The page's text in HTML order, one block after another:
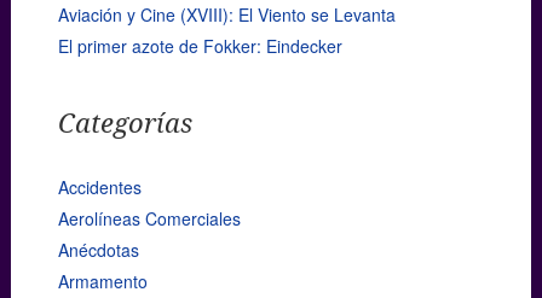
Aviación y Cine (XVIII): El Viento se Levanta
El primer azote de Fokker: Eindecker
Categorías
Accidentes
Aerolíneas Comerciales
Anécdotas
Armamento